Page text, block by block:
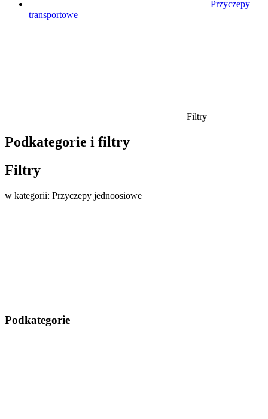
Przyczepy
transportowe
Filtry
Podkategorie i filtry
Filtry
w kategorii: Przyczepy jednoosiowe
Podkategorie